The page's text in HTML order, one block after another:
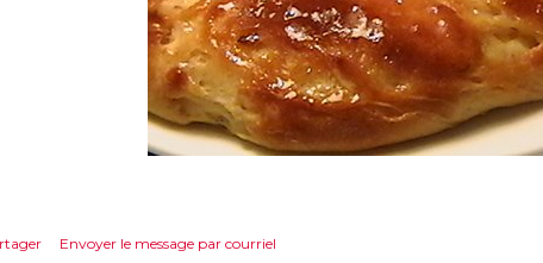
Envoyer le message par courriel